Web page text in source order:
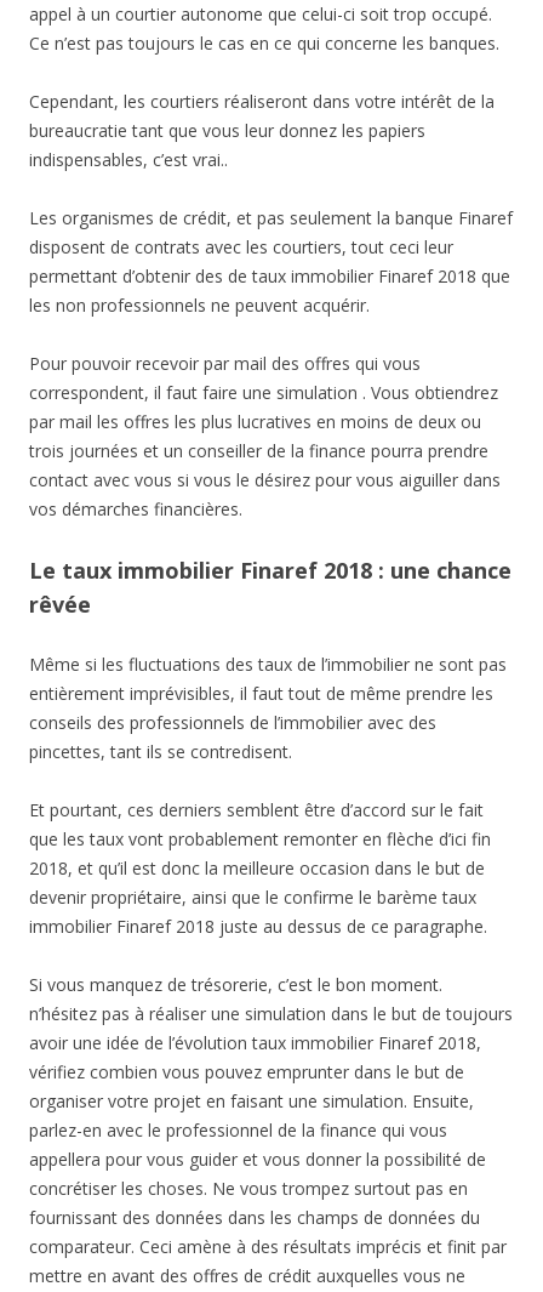
appel à un courtier autonome que celui-ci soit trop occupé.
Ce n’est pas toujours le cas en ce qui concerne les banques.
Cependant, les courtiers réaliseront dans votre intérêt de la
bureaucratie tant que vous leur donnez les papiers
indispensables, c’est vrai..
Les organismes de crédit, et pas seulement la banque Finaref
disposent de contrats avec les courtiers, tout ceci leur
permettant d’obtenir des de taux immobilier Finaref 2018 que
les non professionnels ne peuvent acquérir.
Pour pouvoir recevoir par mail des offres qui vous
correspondent, il faut faire une simulation . Vous obtiendrez
par mail les offres les plus lucratives en moins de deux ou
trois journées et un conseiller de la finance pourra prendre
contact avec vous si vous le désirez pour vous aiguiller dans
vos démarches financières.
Le taux immobilier Finaref 2018 : une chance
rêvée
Même si les fluctuations des taux de l’immobilier ne sont pas
entièrement imprévisibles, il faut tout de même prendre les
conseils des professionnels de l’immobilier avec des
pincettes, tant ils se contredisent.
Et pourtant, ces derniers semblent être d’accord sur le fait
que les taux vont probablement remonter en flèche d’ici fin
2018, et qu’il est donc la meilleure occasion dans le but de
devenir propriétaire, ainsi que le confirme le barème taux
immobilier Finaref 2018 juste au dessus de ce paragraphe.
Si vous manquez de trésorerie, c’est le bon moment.
n’hésitez pas à réaliser une simulation dans le but de toujours
avoir une idée de l’évolution taux immobilier Finaref 2018,
vérifiez combien vous pouvez emprunter dans le but de
organiser votre projet en faisant une simulation. Ensuite,
parlez-en avec le professionnel de la finance qui vous
appellera pour vous guider et vous donner la possibilité de
concrétiser les choses. Ne vous trompez surtout pas en
fournissant des données dans les champs de données du
comparateur. Ceci amène à des résultats imprécis et finit par
mettre en avant des offres de crédit auxquelles vous ne